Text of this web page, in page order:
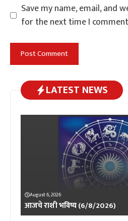
Save my name, email, and
for the next time I
LATEST NEWS
August 6, 2026
आजचे राशी भविष्य (6/8/2026)